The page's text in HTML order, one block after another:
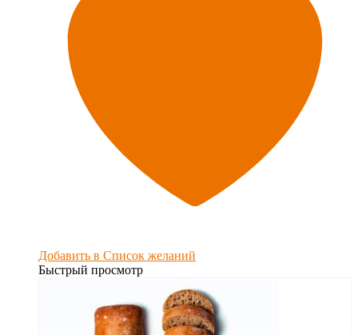
Добавить в Список желаний
Быстрый просмотр